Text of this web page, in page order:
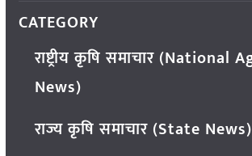
CATEGORY
राष्ट्रीय कृषि समाचार (National
News)
राज्य कृषि समाचार (State News)